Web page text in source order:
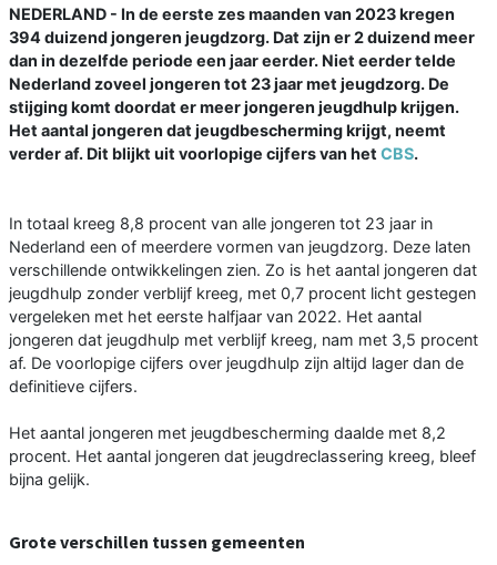
NEDERLAND - In de eerste zes maanden van 2023 kregen
394 duizend jongeren jeugdzorg. Dat zijn er 2 duizend meer
dan in dezelfde periode een jaar eerder. Niet eerder telde
Nederland zoveel jongeren tot 23 jaar met jeugdzorg. De
stijging komt doordat er meer jongeren jeugdhulp krijgen.
Het aantal jongeren dat jeugdbescherming krijgt, neemt
verder af. Dit blijkt uit voorlopige cijfers van het CBS.
In totaal kreeg 8,8 procent van alle jongeren tot 23 jaar in
Nederland een of meerdere vormen van jeugdzorg. Deze laten
verschillende ontwikkelingen zien. Zo is het aantal jongeren dat
jeugdhulp zonder verblijf kreeg, met 0,7 procent licht gestegen
vergeleken met het eerste halfjaar van 2022. Het aantal
jongeren dat jeugdhulp met verblijf kreeg, nam met 3,5 procent
af. De voorlopige cijfers over jeugdhulp zijn altijd lager dan de
definitieve cijfers.
Het aantal jongeren met jeugdbescherming daalde met 8,2
procent. Het aantal jongeren dat jeugdreclassering kreeg, bleef
bijna gelijk.
Grote verschillen tussen gemeenten